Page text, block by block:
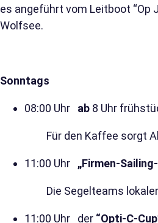
es angeführt vom Leitboot “Op
Wolfsee.
Sonntags
08:00 Uhr ab 8 Uhr
Für den Kaffee sorgt
11:00 Uhr „Firmen-
Die Segelteams lokaler
11:00 Uhr der “Opti-C-